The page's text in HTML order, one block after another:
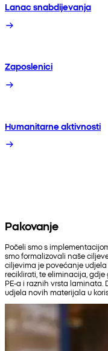
Lanac snabdijevanja
Zaposlenici
Humanitarne aktivnosti
Pakovanje
Počeli smo s
smo formalizovali naše
ciljevima je povećanje
reciklirati, te eliminacija, gdje
PE-a i raznih vrsta laminata.
udjela novih materijala u